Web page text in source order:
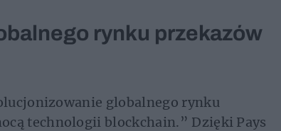
rynku przekazów
globalnego rynku
technologii blockchain.” Dzięki Pays